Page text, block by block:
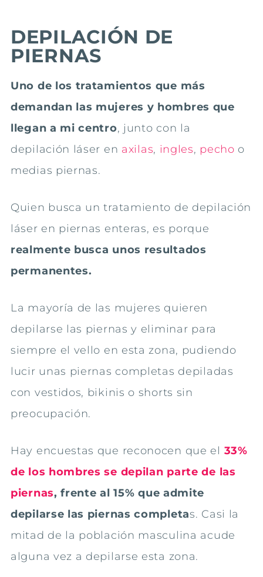
DEPILACIÓN DE
PIERNAS
Uno de los tratamientos que más
demandan las mujeres y hombres que
llegan a mi centro, junto con la
depilación láser en axilas, ingles, pecho o
medias piernas.
Quien busca un tratamiento de depilación
láser en piernas enteras, es porque
realmente busca unos resultados
permanentes.
La mayoría de las mujeres quieren
depilarse las piernas y eliminar para
siempre el vello en esta zona, pudiendo
lucir unas piernas completas depiladas
con vestidos, bikinis o shorts sin
preocupación.
Hay encuestas que reconocen que el 33%
de los hombres se depilan parte de las
piernas, frente al 15% que admite
depilarse las piernas completas. Casi la
mitad de la población masculina acude
alguna vez a depilarse esta zona.